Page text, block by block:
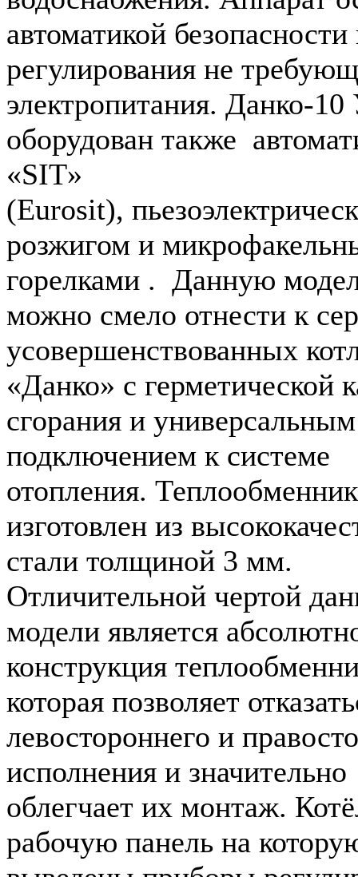
автоматикой безопасности
регулирования не
электропитания. Данко-
оборудован также
«SIT»
(Eurosit),
розжигом и
горелками . Данную
можно смело отнести к
усовершенствованных
«Данко» с герметической
сгорания и универсальным
подключением к системе
отопления.
изготовлен из
стали толщиной 3 мм.
Отличительной чертой
модели является
конструкция
которая позволяет
левостороннего и
исполнения и значительно
облегчает их монтаж.
рабочую панель на